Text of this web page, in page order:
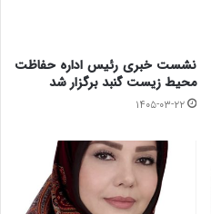
نشست خبری رئیس اداره حفاظت
محیط زیست گنبد برگزار شد
۱۴۰۵-۰۳-۲۲